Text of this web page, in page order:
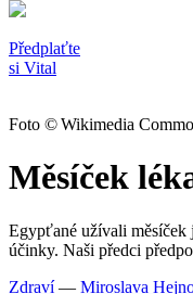
Předplaťte
si Vital
Foto © Wikimedia
Měsíček
Egypťané užívali měsíček
účinky. Naši předci
Zdraví— Miroslava